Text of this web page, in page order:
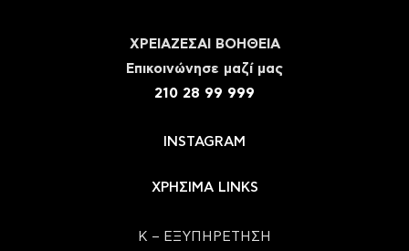
ΧΡΕΙΑΖΕΣΑΙ ΒΟΗΘΕΙΑ
Eπικοινώνησε μαζί μας
210 28 99 999
INSTAGRAM
ΧΡΗΣΙΜΑ LINKS
Κ – ΕΞΥΠΗΡΕΤΗΣΗ